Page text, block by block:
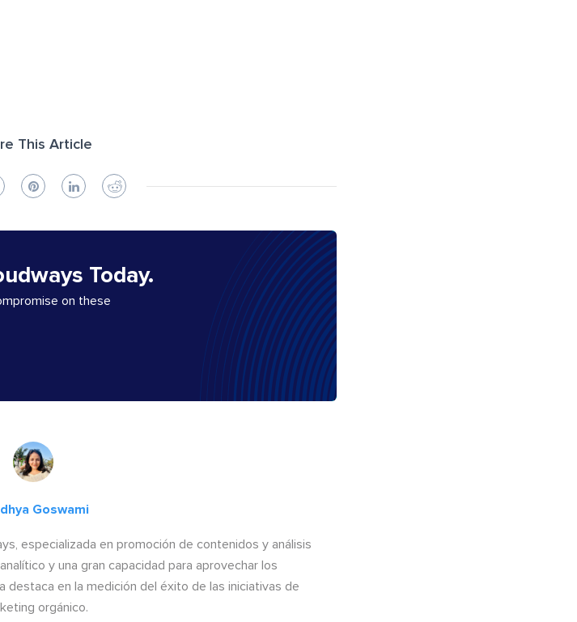
This Article
Today.
on these
Goswami
especializada en promoción de contenidos y análisis
y una gran capacidad para aprovechar los
destaca en la medición del éxito de las iniciativas de
orgánico.